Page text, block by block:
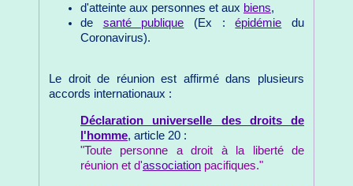
d'atteinte aux personnes et aux biens,
de santé publique (Ex :épidémie du
Coronavirus).
Le droit de réunion est affirmé dans plusieurs
accords internationaux :
Déclaration universelle des droits de
l'homme, article 20 :
"Toute personne a droit à la liberté de
réunion et d'association pacifiques."